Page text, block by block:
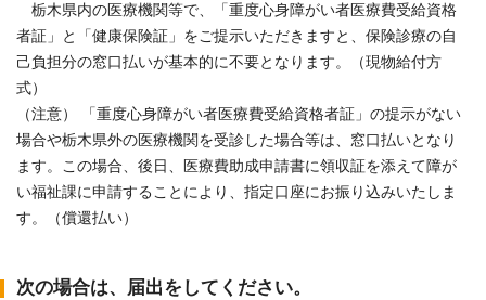
栃木県内の医療機関等で、「重度心身障がい者医療費受給資格
者証」と「健康保険証」をご提示いただきますと、保険診療の自
己負担分の窓口払いが基本的に不要となります。（現物給付方
式）
（注意） 「重度心身障がい者医療費受給資格者証」の提示がない
場合や栃木県外の医療機関を受診した場合等は、窓口払いとなり
ます。この場合、後日、医療費助成申請書に領収証を添えて障が
い福祉課に申請することにより、指定口座にお振り込みいたしま
す。（償還払い）
次の場合は、届出をしてください。